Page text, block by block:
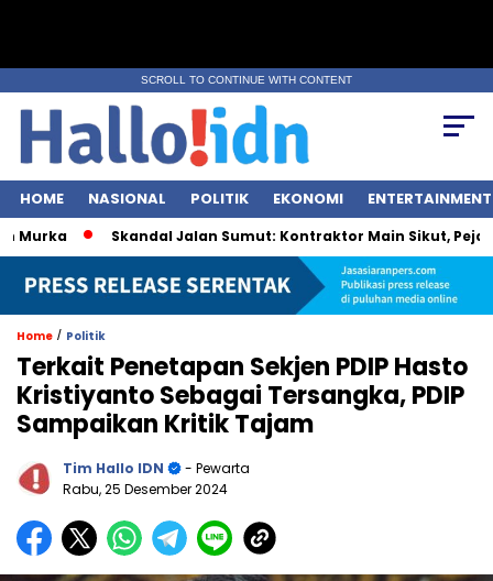
SCROLL TO CONTINUE WITH CONTENT
HOME NASIONAL POLITIK EKONOMI ENTERTAINMENT
Skandal Jalan Sumut: Kontraktor Main Sikut, Pejabat
Home / Politik
Terkait Penetapan Sekjen PDIP Hasto
Kristiyanto Sebagai Tersangka, PDIP
Sampaikan Kritik Tajam
Tim Hallo IDN
- Pewarta
Rabu, 25 Desember 2024